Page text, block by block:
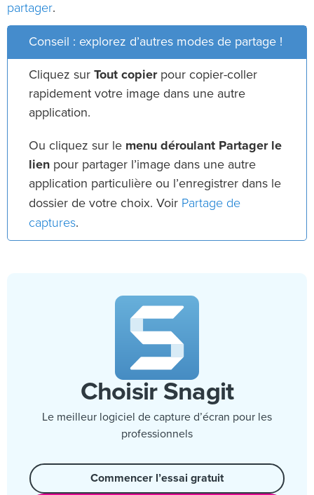
partager.
Conseil : explorez d’autres modes de partage !
Cliquez sur Tout copierpour copier-coller
rapidement votre image dans une autre
application.
Ou cliquez sur le menu déroulant Partager le
lien pour partager l’image dans une autre
application particulière ou l’enregistrer dans le
dossier de votre choix. Voir Partage de
captures.
Choisir Snagit
Le meilleur logiciel de capture d’écran pour les
professionnels
Commencer l’essai gratuit